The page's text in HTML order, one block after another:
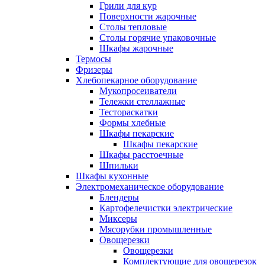
Грили для кур
Поверхности жарочные
Столы тепловые
Столы горячие упаковочные
Шкафы жарочные
Термосы
Фризеры
Хлебопекарное оборудование
Мукопросеиватели
Тележки стеллажные
Тестораскатки
Формы хлебные
Шкафы пекарские
Шкафы пекарские
Шкафы расстоечные
Шпильки
Шкафы кухонные
Электромеханическое оборудование
Блендеры
Картофелечистки электрические
Миксеры
Мясорубки промышленные
Овощерезки
Овощерезки
Комплектующие для овощерезок